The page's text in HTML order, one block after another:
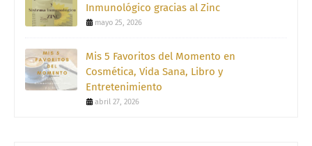
Inmunológico gracias al Zinc
mayo 25, 2026
Mis 5 Favoritos del Momento en
Cosmética, Vida Sana, Libro y
Entretenimiento
abril 27, 2026